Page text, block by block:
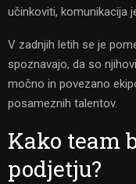
učinkoviti, komunikacija
V zadnjih letih se je
spoznavajo, da so
močno in povezano
posameznih talentov.
Kako team
podjetju?